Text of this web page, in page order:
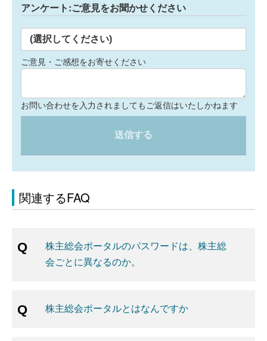
アンケート:ご意見をお聞かせください
(選択してください)
ご意見・ご感想をお寄せください
お問い合わせを入力されましてもご返信はいたしかねます
送信する
関連するFAQ
株主総会ポータルのパスワードは、株主総
会ごとに異なるのか。
株主総会ポータルとはなんですか